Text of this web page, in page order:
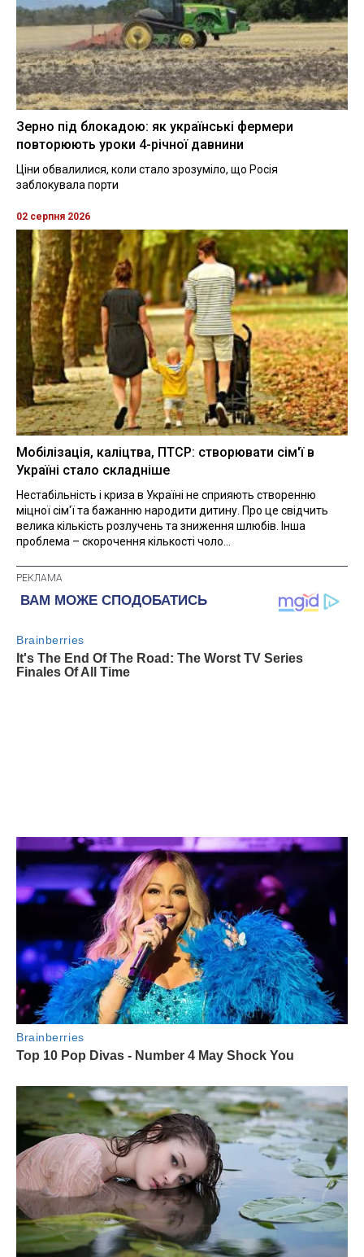
Зерно під блокадою: як українські фермери
повторюють уроки 4-річної давнини
Ціни обвалилися, коли стало зрозуміло, що Росія
заблокувала порти
02 серпня 2026
Мобілізація, каліцтва, ПТСР: створювати сім'ї в
Україні стало складніше
Нестабільність і криза в Україні не сприяють створенню
міцної сім'ї та бажанню народити дитину. Про це свідчить
велика кількість розлучень та зниження шлюбів. Інша
проблема – скорочення кількості чоло...